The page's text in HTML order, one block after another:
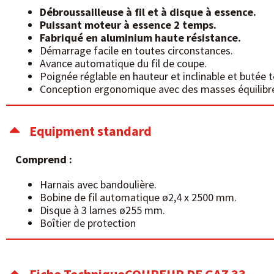
Débroussailleuse à fil et à disque à essence.
Puissant moteur à essence 2 temps.
Fabriqué en aluminium haute résistance.
Démarrage facile en toutes circonstances.
Avance automatique du fil de coupe.
Poignée réglable en hauteur et inclinable et butée
Conception ergonomique avec des masses
Equipment standard
Comprend :
Harnais avec bandoulière.
Bobine de fil automatique ø2,4 x 2500 mm.
Disque à 3 lames ø255 mm.
Boîtier de protection